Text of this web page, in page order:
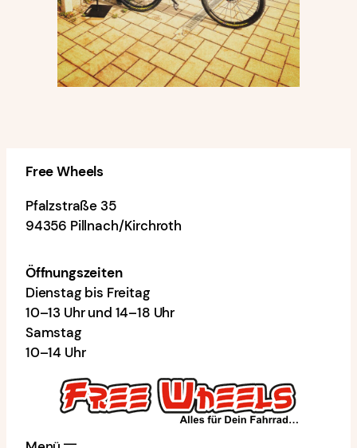
Free Wheels
Pfalzstraße 35
94356 Pillnach/Kirchroth
Öffnungszeiten
Dienstag bis Freitag
10–13 Uhr und 14–18 Uhr
Samstag
10–14 Uhr